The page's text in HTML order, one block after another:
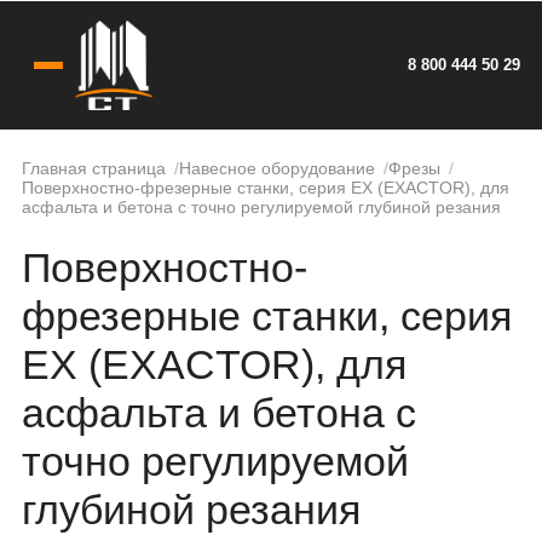
8 800 444 50 29
Главная страница Навесное оборудование
Фрезы
Поверхностно-фрезерные станки, серия EX (EXACTOR), для
асфальта и бетона с точно регулируемой глубиной резания
Поверхностно-
фрезерные станки, серия
EX (EXACTOR), для
асфальта и бетона с
точно регулируемой
глубиной резания